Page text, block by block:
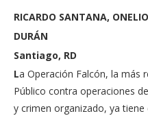
RICARDO SANTANA,
DURÁN
Santiago, RD
La Operación Falcón, la más
Público contra opera­ciones
y crimen organizado, ya